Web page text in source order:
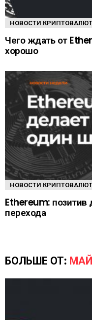
НОВОСТИ
Чего ждать от
хорошо
НОВОСТИ
Ethereum: позитив
перехода
БОЛЬШЕ ОТ: